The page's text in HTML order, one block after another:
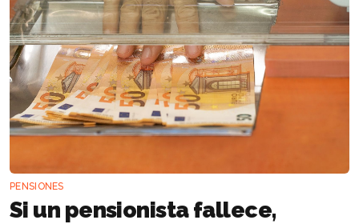
PENSIONES
Si un pensionista fallece,